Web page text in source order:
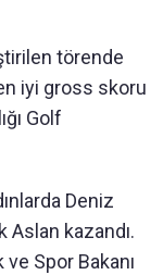
törende
iyi gross skoru
Golf
Deniz
Aslan kazandı.
Spor Bakanı